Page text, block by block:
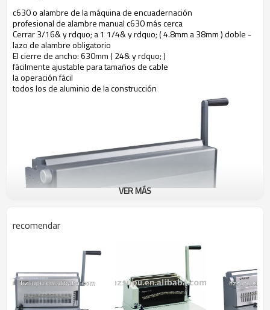
c630 o alambre de la máquina de encuadernación
profesional de alambre manual c630 más cerca
Cerrar 3/16& y rdquo; a 1 1/4& y rdquo; ( 4.8mm a 38mm ) doble -
lazo de alambre obligatorio
El cierre de ancho: 630mm ( 24& y rdquo; )
fácilmente ajustable para tamaños de cable
la operación fácil
todos los de aluminio de la construcción
VER MÁS
recomendar